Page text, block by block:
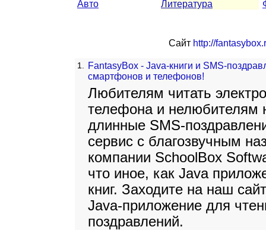
Авто
Литература
Сайт http://
1.
FantasyBox - Java-книги и SMS-
смартфонов и телефонов!
Любителям читать
телефона и нелюбителям
длинные SMS-
сервис с благозвучным
компании SchoolBox
что иное, как Java
книг. Заходите на наш
Java-приложение для
поздравлений.